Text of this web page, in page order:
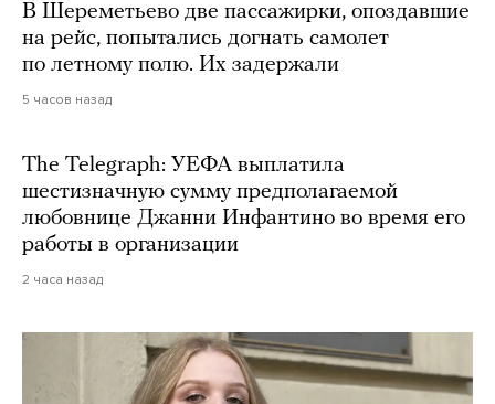
В Шереметьево две пассажирки, опоздавшие
на рейс, попытались догнать самолет
по летному полю. Их задержали
5 часов назад
The Telegraph: УЕФА выплатила
шестизначную сумму предполагаемой
любовнице Джанни Инфантино во время его
работы в организации
2 часа назад